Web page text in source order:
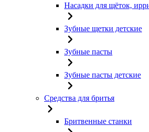
Насадки для щёток,
Зубные щетки детские
Зубные пасты
Зубные пасты детские
Средства для бритья
Бритвенные станки